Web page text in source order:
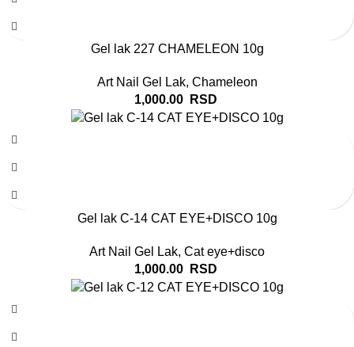
Gel lak 227 CHAMELEON 10g
Art Nail Gel Lak, Chameleon
1,000.00
RSD
Gel lak C-14 CAT EYE+DISCO 10g
Art Nail Gel Lak, Cat eye+disco
1,000.00
RSD